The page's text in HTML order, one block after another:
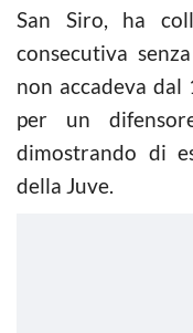
San Siro, ha
consecutiva
non accadeva dal
per un
dimostrando di
della Juve.